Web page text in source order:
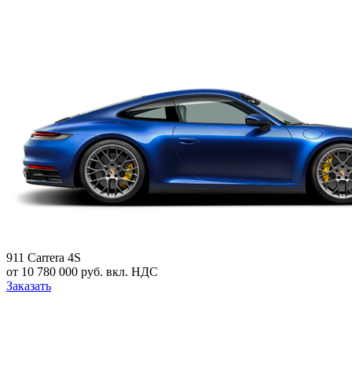
911 Carrera 4S
от 10 780 000 руб. вкл. НДС
Заказать